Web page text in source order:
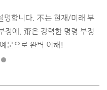
명합니다. 不는 현재/미래 부
정에, 甭은 강력한 명령 부정
문으로 완벽 이해!